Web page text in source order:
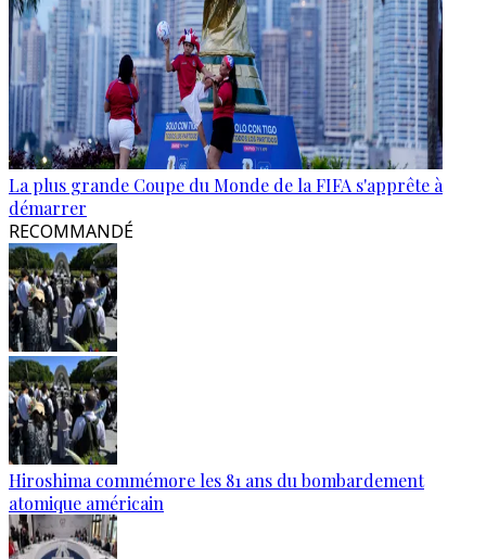
La plus grande Coupe du Monde de la FIFA s'apprête à
démarrer
RECOMMANDÉ
Hiroshima commémore les 81 ans du bombardement
atomique américain